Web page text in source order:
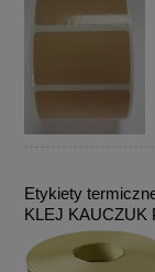
Etykiety
KLEJ KAUCZUK